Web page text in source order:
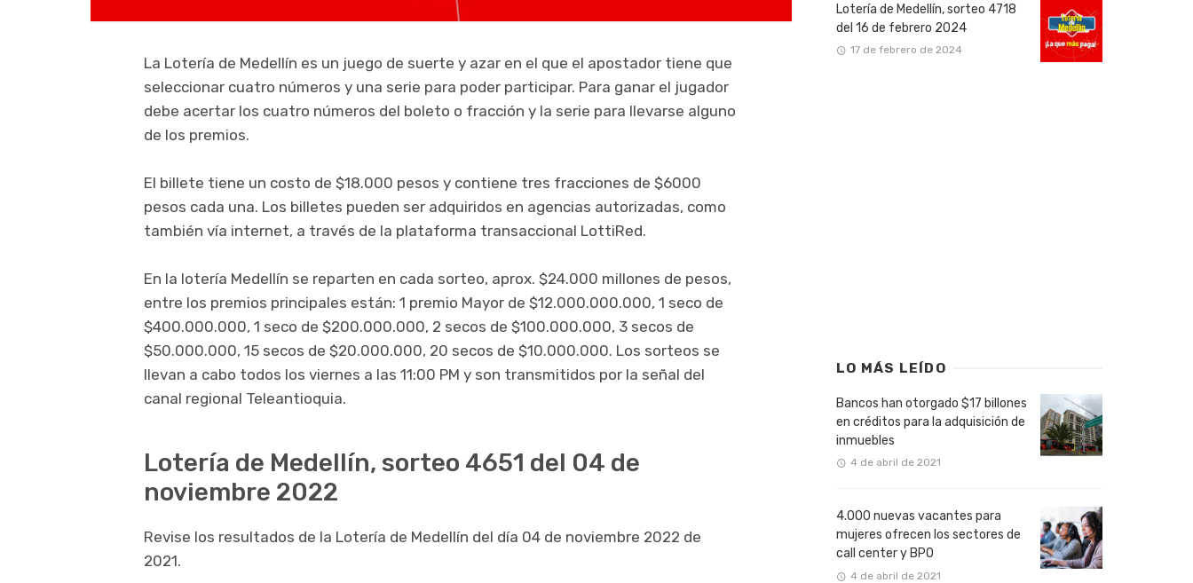
La Lotería de Medellín es un juego de suerte y azar en el que el apostador tiene que
seleccionar cuatro números y una serie para poder participar. Para ganar el jugador
debe acertar los cuatro números del boleto o fracción y la serie para llevarse alguno
de los premios.
El billete tiene un costo de $18.000 pesos y contiene tres fracciones de $6000
pesos cada una. Los billetes pueden ser adquiridos en agencias autorizadas, como
también vía internet, a través de la plataforma transaccional LottiRed.
En la lotería Medellín se reparten en cada sorteo, aprox. $24.000 millones de pesos,
entre los premios principales están: 1 premio Mayor de $12.000.000.000, 1 seco de
$400.000.000, 1 seco de $200.000.000, 2 secos de $100.000.000, 3 secos de
$50.000.000, 15 secos de $20.000.000, 20 secos de $10.000.000. Los sorteos se
llevan a cabo todos los viernes a las 11:00 PM y son transmitidos por la señal del
canal regional Teleantioquia.
Lotería de Medellín, sorteo 4651 del 04 de
noviembre 2022
Revise los resultados de la Lotería de Medellín del día 04 de noviembre 2022 de
2021.
Lotería de Medellín, sorteo 4718
del 16 de febrero 2024
17 de febrero de 2024
LO MÁS LEÍDO
Bancos han otorgado $17 billones
en créditos para la adquisición de
inmuebles
4 de abril de 2021
4.000 nuevas vacantes para
mujeres ofrecen los sectores de
call center y BPO
4 de abril de 2021